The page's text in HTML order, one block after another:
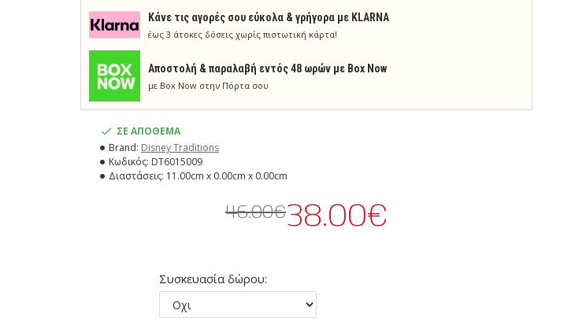
Κάνε τις αγορές σου εύκολα & γρήγορα με KLARNA
έως 3 άτοκες δόσεις χωρίς πιστωτική κάρτα!
Aποστολή & παραλαβή εντός 48 ωρών με Box Now
με Box Now στην Πόρτα σου
ΣΕ ΑΠΟΘΕΜΑ
Brand: Disney Traditions
Κωδικός: DT6015009
Διαστάσεις: 11.00cm x 0.00cm x 0.00cm
38.00€
46.00€
Συσκευασία δώρου: